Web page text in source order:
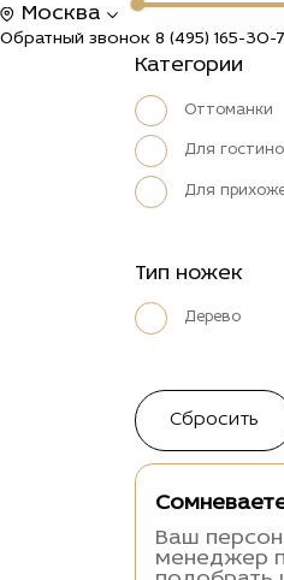
Москва
Обратный звонок 8 (495) 165-30-
Категории
Оттоманки
Для
Для
Тип ножек
Дерево
Ваш
менеджер